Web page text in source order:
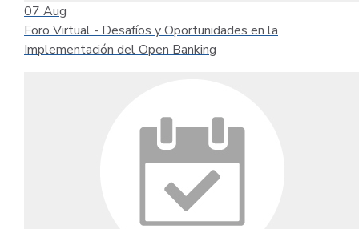
07 Aug
Foro Virtual - Desafíos y Oportunidades en la
Implementación del Open Banking